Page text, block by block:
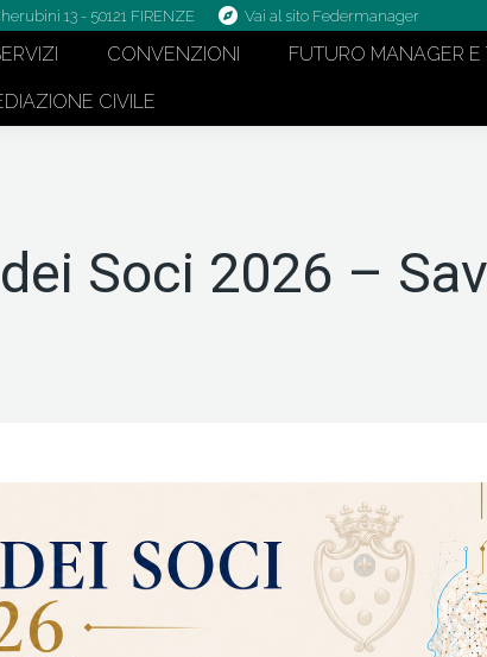
13 - 50121 FIRENZE Vai al sito Federmanager
CONVENZIONI FUTURO MANAGER E
CIVILE
Soci 2026 –